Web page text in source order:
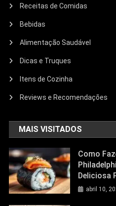
Receitas de Comidas
Bebidas
Alimentação Saudável
Dicas e Truques
Itens de Cozinha
Reviews e Recomendações
MAIS VISITADOS
Como
Deliciosa
abril 10,